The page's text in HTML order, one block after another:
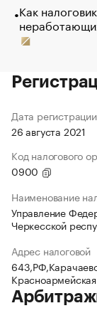
Как
Дата регистрации
26 августа 2021
Код налогового
0900
Наименование
Управление
Черкесской
Адрес налоговой